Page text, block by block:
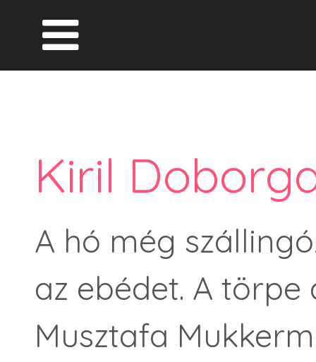
Kiril
A hó még
az ebédet. A törpe
Musztafa